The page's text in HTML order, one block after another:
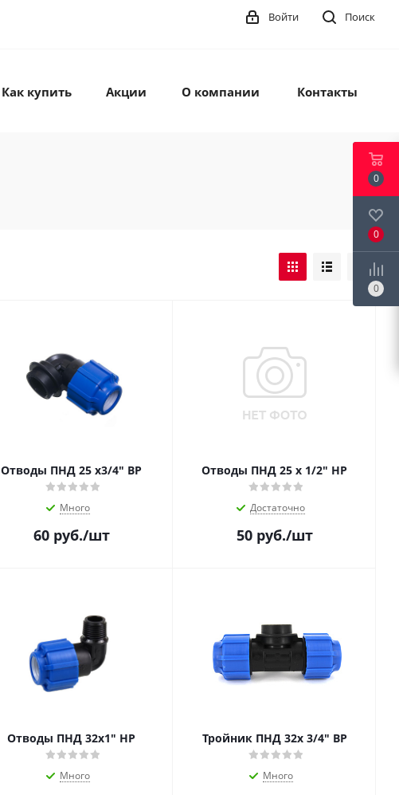
Поиск
Войти
Как купить Акции О компании Контакты
Отводы ПНД 25 x3/4" ВР
Много
60руб./шт
Отводы ПНД 25 x 1/2" НР
Достаточно
50руб./шт
Отводы ПНД 32х1" НР
Много
Тройник ПНД 32x 3/4" ВР
Много
0
0
0